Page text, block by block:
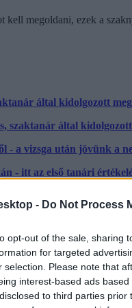
- Do Not Process
opt-out of the sale, sharing
for targeted
selection. Please note that
interest-based ads
to third parties
megoldani, ezek a
által kidolgozott
szaktanár által
a vizsga után jövünk a
- itt az első tanári
töriérettségin
egy témának az
(150-160 szavas)
Kövess minket a